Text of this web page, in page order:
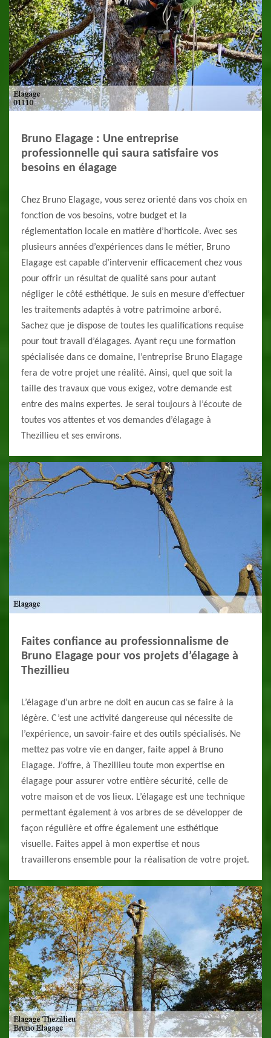
Bruno Elagage : Une entreprise
professionnelle qui saura satisfaire vos
besoins en élagage
Chez Bruno Elagage, vous serez orienté dans vos choix en
fonction de vos besoins, votre budget et la
réglementation locale en matière d’horticole. Avec ses
plusieurs années d’expériences dans le métier, Bruno
Elagage est capable d’intervenir efficacement chez vous
pour offrir un résultat de qualité sans pour autant
négliger le côté esthétique. Je suis en mesure d’effectuer
les traitements adaptés à votre patrimoine arboré.
Sachez que je dispose de toutes les qualifications requise
pour tout travail d’élagages. Ayant reçu une formation
spécialisée dans ce domaine, l’entreprise Bruno Elagage
fera de votre projet une réalité. Ainsi, quel que soit la
taille des travaux que vous exigez, votre demande est
entre des mains expertes. Je serai toujours à l’écoute de
toutes vos attentes et vos demandes d’élagage à
Thezillieu et ses environs.
Faites confiance au professionnalisme de
Bruno Elagage pour vos projets d’élagage à
Thezillieu
L’élagage d’un arbre ne doit en aucun cas se faire à la
légère. C’est une activité dangereuse qui nécessite de
l’expérience, un savoir-faire et des outils spécialisés. Ne
mettez pas votre vie en danger, faite appel à Bruno
Elagage. J’offre, à Thezillieu toute mon expertise en
élagage pour assurer votre entière sécurité, celle de
votre maison et de vos lieux. L’élagage est une technique
permettant également à vos arbres de se développer de
façon régulière et offre également une esthétique
visuelle. Faites appel à mon expertise et nous
travaillerons ensemble pour la réalisation de votre projet.